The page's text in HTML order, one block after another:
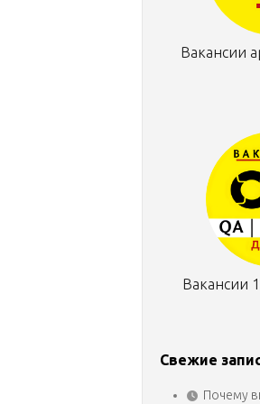
Вакансии
Вакансии
Свежие
Почему